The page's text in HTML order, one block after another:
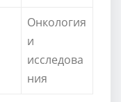
Онкология
и
исследова
ния